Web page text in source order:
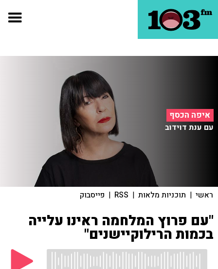
איפה הכסף
עם ענת דוידוב
ראשי | תוכניות מלאות |
RSS
| פייסבוק
"עם פרוץ המלחמה ראינו עלייה
בכמות הרילוקיישנים"